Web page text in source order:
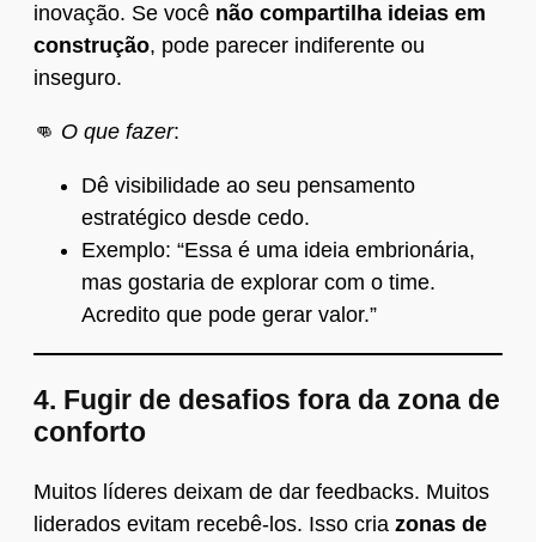
inovação. Se você não compartilha ideias em
construção, pode parecer indiferente ou
inseguro.
👊 O que fazer:
Dê visibilidade ao seu pensamento
estratégico desde cedo.
Exemplo: “Essa é uma ideia embrionária,
mas gostaria de explorar com o time.
Acredito que pode gerar valor.”
4. Fugir de desafios fora da zona de
conforto
Muitos líderes deixam de dar feedbacks. Muitos
liderados evitam recebê-los. Isso cria zonas de